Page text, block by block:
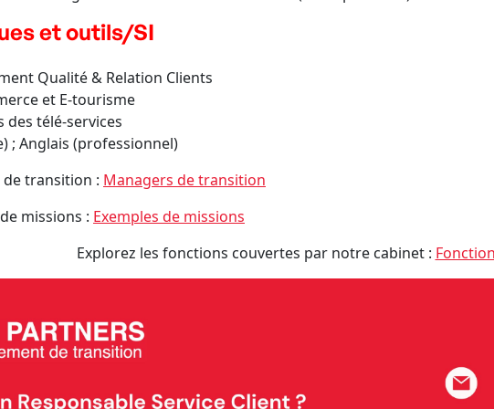
et outils/SI
Qualité & Relation Clients
et E-tourisme
télé-services
Anglais (professionnel)
transition : Managers de transition
missions : Exemples de missions
Explorez les fonctions couvertes par notre cabinet :